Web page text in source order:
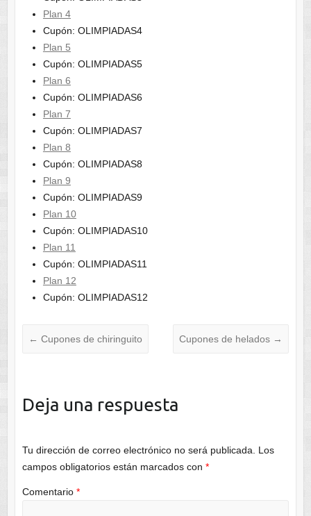
Plan 4
Cupón: OLIMPIADAS4
Plan 5
Cupón: OLIMPIADAS5
Plan 6
Cupón: OLIMPIADAS6
Plan 7
Cupón: OLIMPIADAS7
Plan 8
Cupón: OLIMPIADAS8
Plan 9
Cupón: OLIMPIADAS9
Plan 10
Cupón: OLIMPIADAS10
Plan 11
Cupón: OLIMPIADAS11
Plan 12
Cupón: OLIMPIADAS12
← Cupones de chiringuito Cupones de helados →
Deja una respuesta
Tu dirección de correo electrónico no será publicada. Los
campos obligatorios están marcados con *
Comentario *